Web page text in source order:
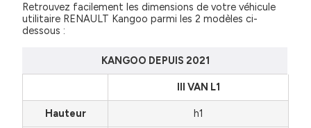
Retrouvez facilement les dimensions de votre véhicule
utilitaire RENAULT Kangoo parmi les 2 modèles ci-
dessous :
KANGOO DEPUIS 2021
III VAN L1
Hauteur h1